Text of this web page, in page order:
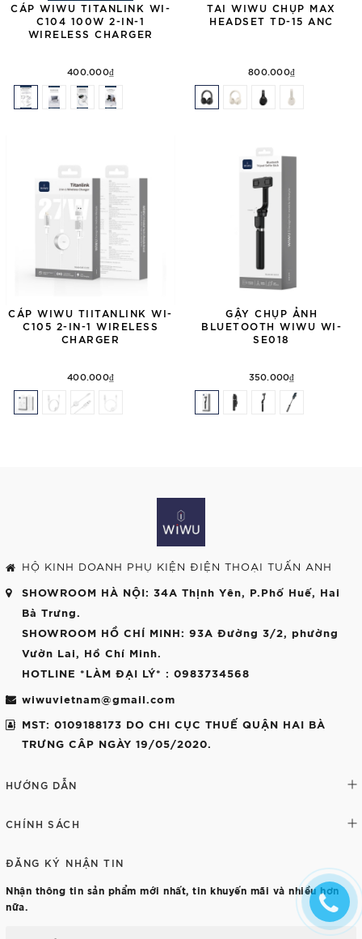
CÁP WIWU TITANLINK WI-
C104 100W 2-IN-1
WIRELESS CHARGER
400.000₫
TAI WIWU CHỤP MAX
HEADSET TD-15 ANC
800.000₫
CÁP WIWU TIITANLINK WI-
C105 2-IN-1 WIRELESS
CHARGER
400.000₫
GẬY CHỤP ẢNH
BLUETOOTH WIWU WI-
SE018
350.000₫
HỘ KINH DOANH PHỤ KIỆN ĐIỆN THOẠI TUẤN ANH
SHOWROOM HÀ NỘI: 34A Thịnh Yên, P.Phố Huế, Hai
Bà Trưng.
SHOWROOM HỒ CHÍ MINH: 93A Đường 3/2, phường
Vườn Lai, Hồ Chí Minh.
HOTLINE *LÀM ĐẠI LÝ* : 0983734568
wiwuvietnam@gmail.com
MST: 0109188173 DO CHI CỤC THUẾ QUẬN HAI BÀ
TRƯNG CÂP NGÀY 19/05/2020.
HƯỚNG DẪN
CHÍNH SÁCH
ĐĂNG KÝ NHẬN TIN
Nhận thông tin sản phẩm mới nhất, tin khuyến mãi và nhiều hơn
nữa.